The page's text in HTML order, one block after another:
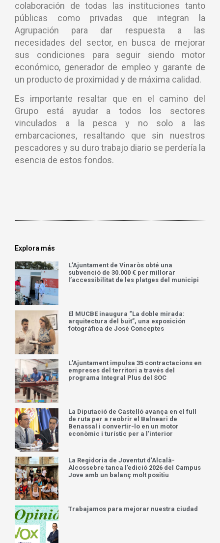
colaboración de todas las instituciones tanto
públicas como privadas que integran la
Agrupación para dar respuesta a las
necesidades del sector, en busca de mejorar
sus condiciones para seguir siendo motor
económico, generador de empleo y garante de
un producto de proximidad y de máxima calidad.
Es importante resaltar que en el camino del
Grupo está ayudar a todos los sectores
vinculados a la pesca y no solo a las
embarcaciones, resaltando que sin nuestros
pescadores y su duro trabajo diario se perdería la
esencia de estos fondos.
Explora más
L’Ajuntament de Vinaròs obté una
subvenció de 30.000 € per millorar
l’accessibilitat de les platges del municipi
El MUCBE inaugura “La doble mirada:
arquitectura del buit”, una exposición
fotográfica de José Conceptes
L’Ajuntament impulsa 35 contractacions en
empreses del territori a través del
programa Integral Plus del SOC
La Diputació de Castelló avança en el full
de ruta per a reobrir el Balneari de
Benassal i convertir-lo en un motor
econòmic i turístic per a l’interior
La Regidoria de Joventut d’Alcalà-
Alcossebre tanca l’edició 2026 del Campus
Jove amb un balanç molt positiu
Trabajamos para mejorar nuestra ciudad